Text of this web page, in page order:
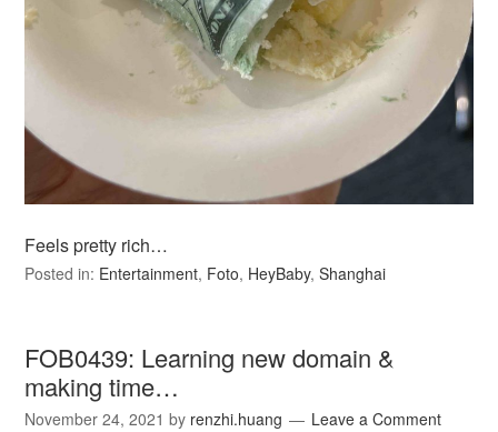
Feels pretty rich…
Posted in: Entertainment, Foto, HeyBaby,Shanghai
FOB0439: Learning new domain &
making time…
November 24, 2021 by renzhi.huang Leave a Comment